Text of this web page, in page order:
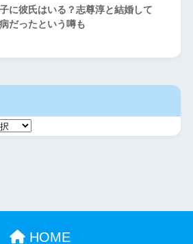
に彼氏はいる？志尊淳と結婚して
だったという噂も
HOME